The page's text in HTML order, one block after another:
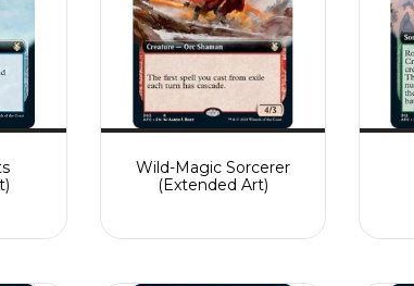
Wild-Magic Sorcerer
(Extended Art)